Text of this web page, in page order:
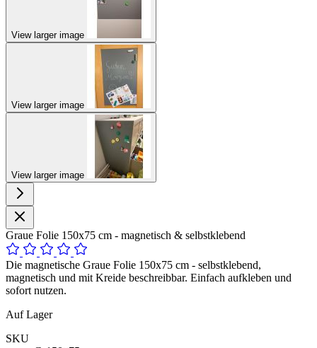
View larger image
View larger image
View larger image
Graue Folie 150x75 cm - magnetisch & selbstklebend
Die magnetische Graue Folie 150x75 cm - selbstklebend,
magnetisch und mit Kreide beschreibbar. Einfach aufkleben und
sofort nutzen.
Auf Lager
SKU